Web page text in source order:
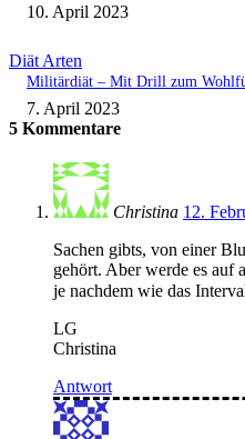
10. April 2023
Diät Arten
Militärdiät – Mit Drill zum
7. April 2023
5 Kommentare
Christina 12.
Sachen gibts, von einer
gehört. Aber werde es auf
je nachdem wie das
LG
Christina
Antwort